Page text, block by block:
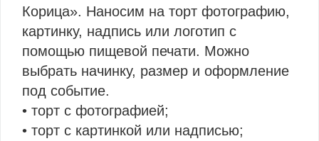
Корица». Наносим на торт фотографию,
картинку, надпись или логотип с
помощью пищевой печати. Можно
выбрать начинку, размер и оформление
под событие.
• торт с фотографией;
• торт с картинкой или надписью;